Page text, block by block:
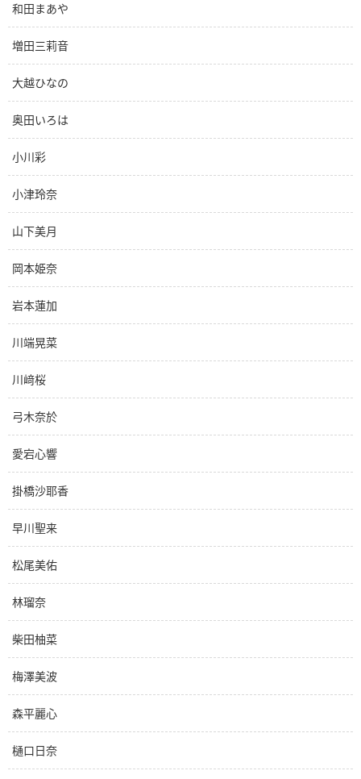
和田まあや
増田三莉音
大越ひなの
奥田いろは
小川彩
小津玲奈
山下美月
岡本姫奈
岩本蓮加
川端晃菜
川﨑桜
弓木奈於
愛宕心響
掛橋沙耶香
早川聖来
松尾美佑
林瑠奈
柴田柚菜
梅澤美波
森平麗心
樋口日奈